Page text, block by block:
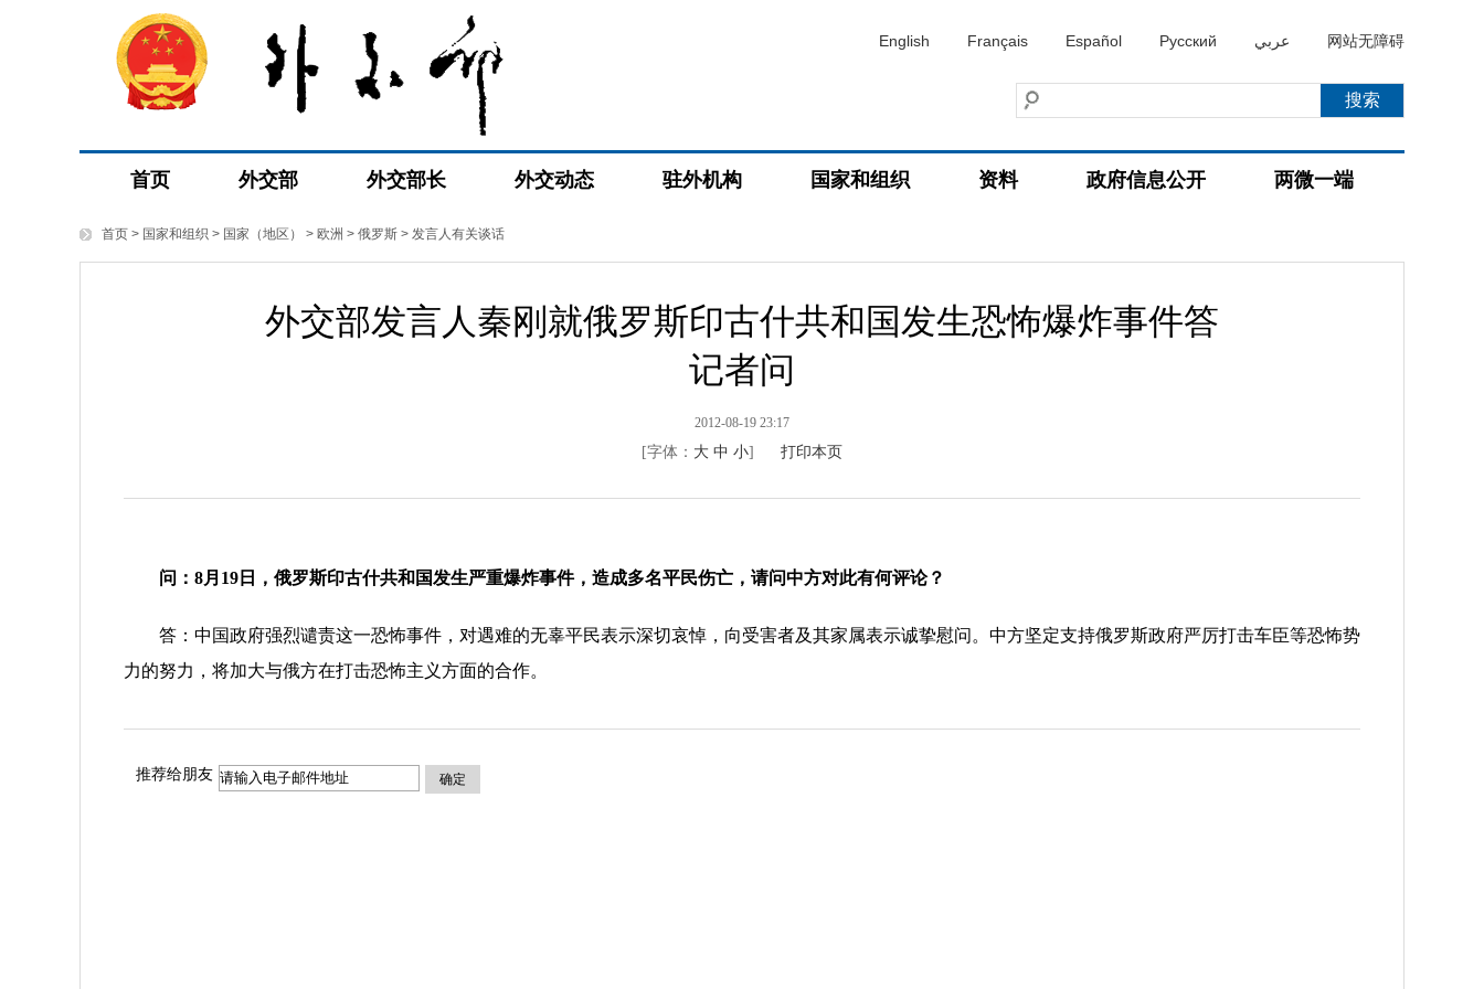
English Français Español Русский عربي 网站无障碍
首页 外交部 外交部长 外交动态 驻外机构 国家和组织 资料 政府信息公开 两微一端
首页 > 国家和组织 > 国家（地区） > 欧洲 > 俄罗斯 > 发言人有关谈话
外交部发言人秦刚就俄罗斯印古什共和国发生恐怖爆炸事件答
记者问
2012-08-19 23:17
[字体： 大 中 小] 打印本页
问：8月19日，俄罗斯印古什共和国发生严重爆炸事件，造成多名平民伤亡，请问中方对此有何评论？
答：中国政府强烈谴责这一恐怖事件，对遇难的无辜平民表示深切哀悼，向受害者及其家属表示诚挚慰问。中方坚定支持俄罗斯政府严厉打击车臣等恐怖势
力的努力，将加大与俄方在打击恐怖主义方面的合作。
推荐给朋友 确定